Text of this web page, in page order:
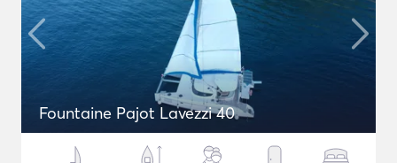
Fountaine Pajot Lavezzi 40